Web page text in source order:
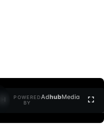
POWERED
BY
AdhubMedia